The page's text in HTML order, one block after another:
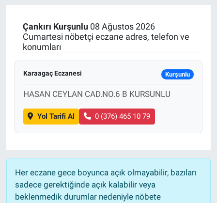
Çankırı Kurşunlu08 Ağustos 2026
Cumartesi nöbetçi eczane adres, telefon ve
konumları
Karaagaç Eczanesi Kurşunlu
HASAN CEYLAN CAD.NO.6 B KURSUNLU
Yol Tarifi Al 0 (376) 465 10 79
Her eczane gece boyunca açık olmayabilir, bazıları
sadece gerektiğinde açık kalabilir veya
beklenmedik durumlar nedeniyle nöbete
Resmi İlanlar
Son Dakika
Spor